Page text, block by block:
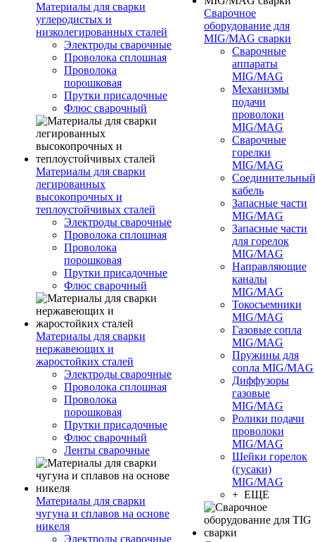
Материалы для сварки
углеродистых и
низколегированных сталей
Электроды сварочные
Проволока сплошная
Проволока
порошковая
Прутки присадочные
Флюс сварочный
Материалы для сварки
легированных
высокопрочных и
теплоустойчивых сталей
Электроды сварочные
Проволока сплошная
Проволока
порошковая
Прутки присадочные
Флюс сварочный
Материалы для сварки
нержавеющих и
жаростойких сталей
Электроды сварочные
Проволока сплошная
Проволока
порошковая
Прутки присадочные
Флюс сварочный
Ленты сварочные
Материалы для сварки
чугуна и сплавов на основе
никеля
Электроды сварочные
Сварочное
оборудование для
MIG/MAG сварки
Сварочные
аппараты
MIG/MAG
Механизмы
подачи
проволоки
MIG/MAG
Сварочные
горелки
MIG/MAG
Соединительный
кабель
Запасные части
MIG/MAG
Запасные части
для горелок
MIG/MAG
Направляющие
каналы
MIG/MAG
Токосъемники
MIG/MAG
Газовые сопла
MIG/MAG
Пружины для
сопла MIG/MAG
Диффузоры
газовые
MIG/MAG
Ролики подачи
проволоки
MIG/MAG
Шейки горелок
(гусаки)
MIG/MAG
+ ЕЩЕ